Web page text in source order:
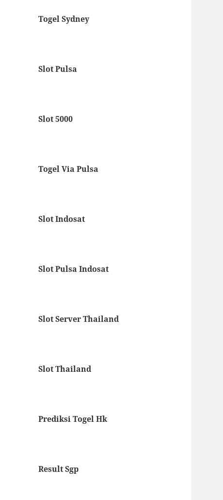
Togel Sydney
Slot Pulsa
Slot 5000
Togel Via Pulsa
Slot Indosat
Slot Pulsa Indosat
Slot Server Thailand
Slot Thailand
Prediksi Togel Hk
Result Sgp